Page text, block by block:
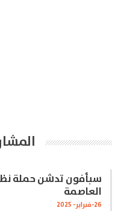
سبأفون تدشن حملة
العاصمة
26-فبراير- 2025